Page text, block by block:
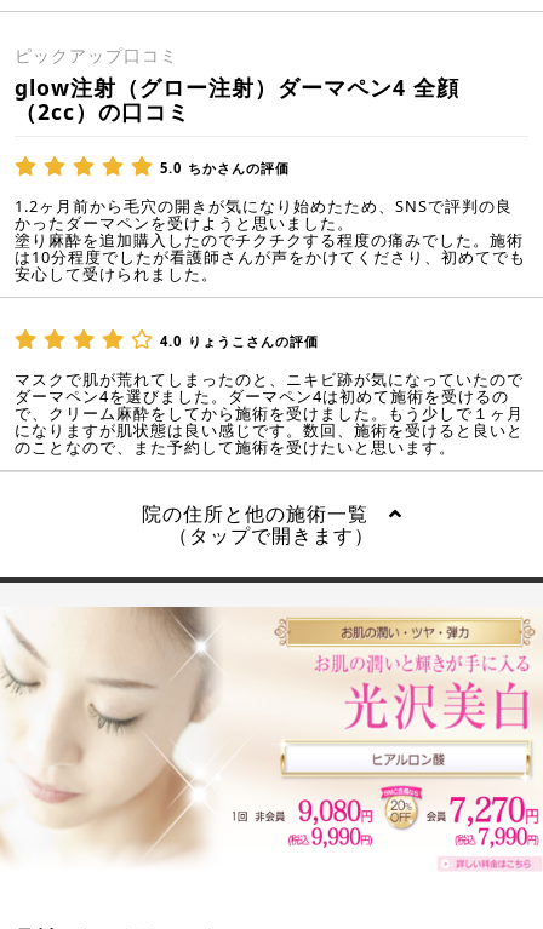
ピックアップ口コミ
glow注射（グロー注射）ダーマペン4 全顔
（2cc）の口コミ
5.0 ちかさんの評価
1.2ヶ月前から毛穴の開きが気になり始めたため、SNSで評判の良
かったダーマペンを受けようと思いました。
塗り麻酔を追加購入したのでチクチクする程度の痛みでした。施術
は10分程度でしたが看護師さんが声をかけてくださり、初めてでも
安心して受けられました。
4.0 りょうこさんの評価
マスクで肌が荒れてしまったのと、ニキビ跡が気になっていたので
ダーマペン4を選びました。ダーマペン4は初めて施術を受けるの
で、クリーム麻酔をしてから施術を受けました。もう少しで１ヶ月
になりますが肌状態は良い感じです。数回、施術を受けると良いと
のことなので、また予約して施術を受けたいと思います。
院の住所と他の施術一覧
（タップで開きます）